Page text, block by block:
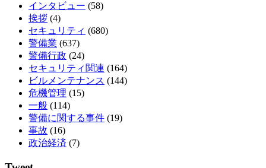
インタビュー (58)
挨拶 (4)
セキュリティ (680)
警備業 (637)
警備行政 (24)
セキュリティ関連 (164)
ビルメンテナンス (144)
危機管理 (15)
一般 (114)
警備に関する事件 (19)
事故 (16)
政治経済 (7)